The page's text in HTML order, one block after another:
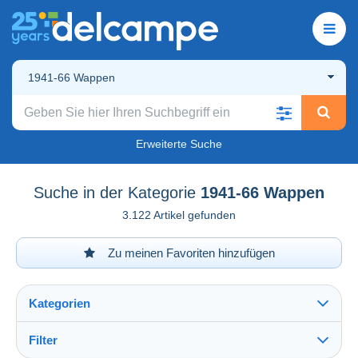
1941-66 Wappen
Erweiterte Suche
Suche in der Kategorie 1941-66 Wappen
3.122 Artikel gefunden
Zu meinen Favoriten hinzufügen
Kategorien
Filter